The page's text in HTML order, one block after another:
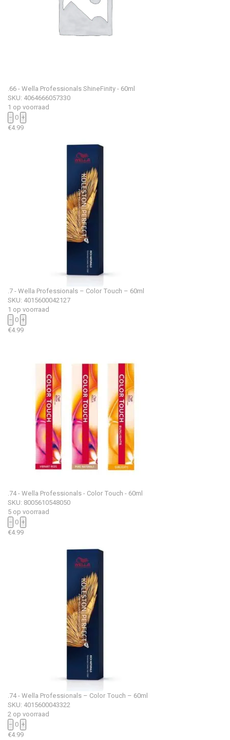
.66 - Wella Professionals ShineFinity - 60ml
SKU: 4064666057330
1 op voorraad
− 0 +
€4.99
.7 - Wella Professionals – Color Touch – 60ml
SKU: 4015600042127
1 op voorraad
− 0 +
€4.99
.74 - Wella Professionals - Color Touch - 60ml
SKU: 8005610548050
5 op voorraad
− 0 +
€4.99
.74 - Wella Professionals – Color Touch – 60ml
SKU: 4015600043322
2 op voorraad
− 0 +
€4.99